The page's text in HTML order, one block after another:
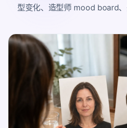
型变化、造型师 mood board、